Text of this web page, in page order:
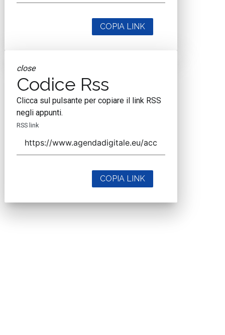
COPIA LINK
close
Codice Rss
Clicca sul pulsante per copiare il link RSS
negli appunti.
RSS link
COPIA LINK